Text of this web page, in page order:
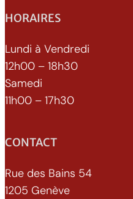
HORAIRES
Lundi à Vendredi
12h00 – 18h30
Samedi
11h00 – 17h30
CONTACT
Rue des Bains 54
1205 Genève